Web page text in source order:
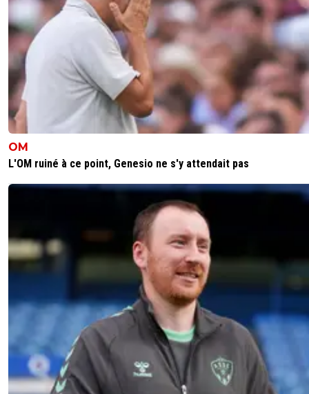
6+ Répondre
OM
L'OM ruiné à ce point, Genesio ne s'y attendait pas